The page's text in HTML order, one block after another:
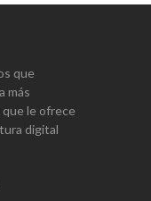
que
más
le ofrece
digital